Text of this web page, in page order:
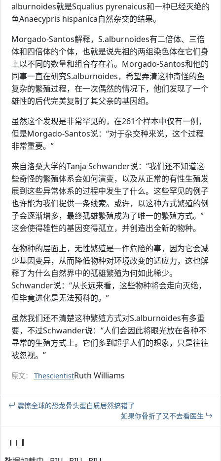
alburnoides就是Squalius pyrenaicus和一种已经灭绝的
鱼Anaecypris hispanica自然杂交的结果。
Morgado-Santos解释，S.alburnoides有二倍体、三倍
体和四倍体的个体，也就是说先祖的两组染色体在它们身
上以不同的数量和组合存在着。Morgado-Santos和他的
同事一直在研究S.alburnoides，希望弄清这种奇怪的鱼
复杂的繁殖过程，在一次偶然的情况下，他们发现了一个
雄性的后代完美复制了其父亲的基因组。
虽然这个发现是非常罕见的，在261个样本中仅有一例，
但是Morgado-Santos说：“对于杂交种来说，这个过程
非常重要。”
来自洛桑大学的Tanja Schwander说：“我们还不知道这
些奇怪的繁殖体系会如何演变，以及从正常的有性生殖发
展到这些异常体系的过程中发生了什么。这些罕见的例子
也许能为我们提供一条线索。或许，以这种方式繁殖的例
子会逐渐增多，最终孤雄繁殖成为了唯一的繁殖方式。”
这会使得雄性的基因变得孤立，并创造出全新的物种。
在物种的层面上，无性繁殖是一件危险的事，因为它会减
少基因变异，从而降低物种对环境改变的适应力，这也解
释了为什么自然界中的孤雄繁殖为何如此稀少。
Schwander说：“从长远来看，这些物种将会走向灭绝，
但毕竟进化是无法预料的。”
虽然我们还不清楚这种繁殖方式对S.alburnoides有多重
要，不过Schwander说：“人们会因此将眼光放在各种不
寻常的生殖方式上。它们多到超乎人们的想象，只是往往
被忽视。”
原文： ThescientistRuth Williams
震惊全球的恐龙骨头蛋白质居然搞错了
如果你骨折了又不去看医生